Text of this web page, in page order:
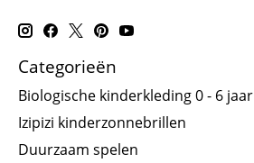
Categorieën
Biologische kinderkleding 0 - 6 jaar
Izipizi kinderzonnebrillen
Duurzaam spelen